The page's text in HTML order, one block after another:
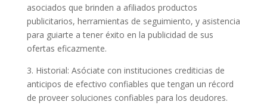
asociados que brinden a afiliados productos
publicitarios, herramientas de seguimiento, y asistencia
para guiarte a tener éxito en la publicidad de sus
ofertas eficazmente.
3. Historial: Asóciate con instituciones crediticias de
anticipos de efectivo confiables que tengan un récord
de proveer soluciones confiables para los deudores.